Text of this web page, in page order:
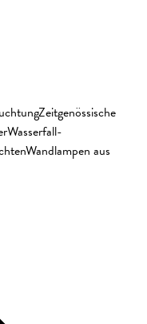
Zeitgenössische
Wasserfall-
Wandlampen aus